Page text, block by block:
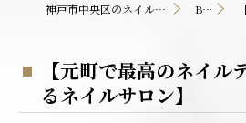
神戸市中央区のネイルサロンならColor nail BLOG
【元町で最高のネイル
るネイルサロン】